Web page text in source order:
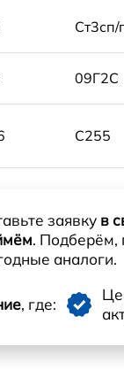
Ст3сп/
09Г2С
С255
заявку в
. Подберём,
аналоги.
, где: